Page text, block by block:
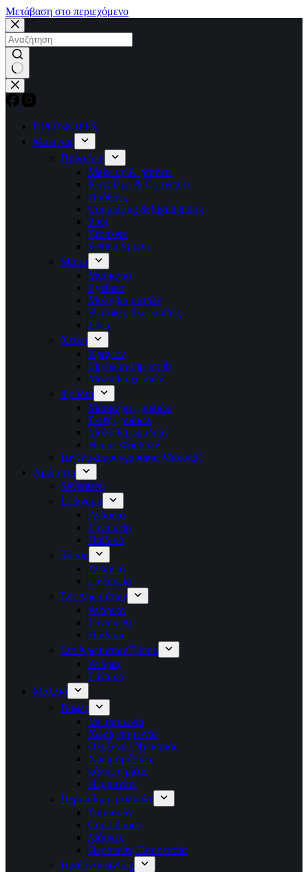
Μετάβαση στο περιεχόμενο
No
results
ΠΡΟΣΦΟΡΕΣ
Μακιγιάζ
Πρόσωπο
Make up & primers
Κονσίλερ & Correctors
Πούδρες
Contouring & highlighting
Ρούζ
Bronzers
Setting Sprays
Μάτια
Μάσκαρα
Eyeliner
Μολύβια ματιών
Ψεύτικες βλεφαρίδες
Σκιές
Χείλη
Κραγιόν
Lip balm/Lip scrub
Μολύβια χειλιών
Φρύδια
Μάσκαρα φρυδιών
Σκιές φρυδιών
Μολύβια φρυδιών
Henna Φρυδιών
Πινέλα-Σφουγγαράκια Μακιγιάζ
Αρώματα
Seventeen
Επώνυμα
Ανδρικά
Γυναικεία
Παιδικά
Τύπου
Ανδρικά
Γυναικεία
Σετ Αρωμάτων
Ανδρικα
Γυναικεια
Παιδικα
Σετ Αρωματων Τύπου
Άνδρας
Γυναίκα
Μαλλιά
Βαφές
Με αμμωνία
Χωρίς αμμωνία
Οξυζενέ / Ντεκαπάζ
Χρωμομάσκες
κάλυψη ρίζας
Περμανάντ
Περιποίηση μαλλιών
Σαμπουάν
Conditioner
Μάσκες
Θεραπείες-Προστασία
Προϊόντα styling